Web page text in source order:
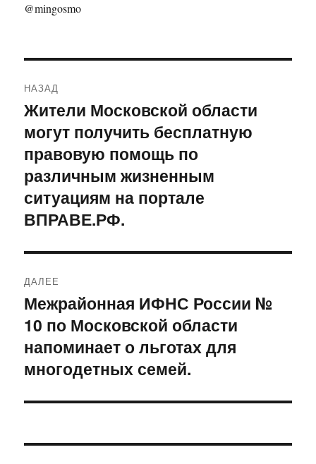
@mingosmo
по
записям
НАЗАД
Предыдущая
запись:
Жители Московской области
могут получить бесплатную
правовую помощь по
различным жизненным
ситуациям на портале
ВПРАВЕ.РФ.
ДАЛЕЕ
Следующая
запись:
Межрайонная ИФНС России №
10 по Московской области
напоминает о льготах для
многодетных семей.